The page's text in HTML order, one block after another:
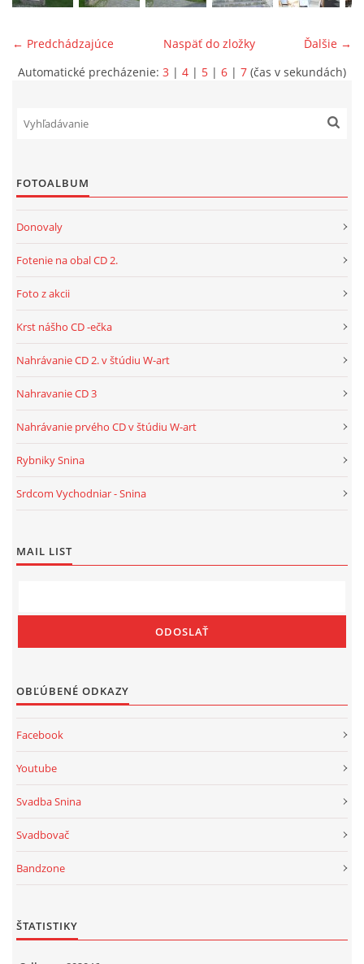
← Predchádzajúce Ďalšie →
Naspäť do zložky
Automatické precházenie: 3 | 4 | 5 | 6 | 7 (čas v sekundách)
FOTOALBUM
Donovaly
Fotenie na obal CD 2.
Foto z akcii
Krst nášho CD -ečka
Nahrávanie CD 2. v štúdiu W-art
Nahravanie CD 3
Nahrávanie prvého CD v štúdiu W-art
Rybniky Snina
Srdcom Vychodniar - Snina
MAIL LIST
OBĽÚBENÉ ODKAZY
Facebook
Youtube
Svadba Snina
Svadbovač
Bandzone
ŠTATISTIKY